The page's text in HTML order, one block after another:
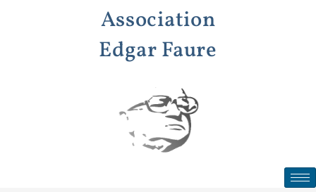
Association
Edgar Faure